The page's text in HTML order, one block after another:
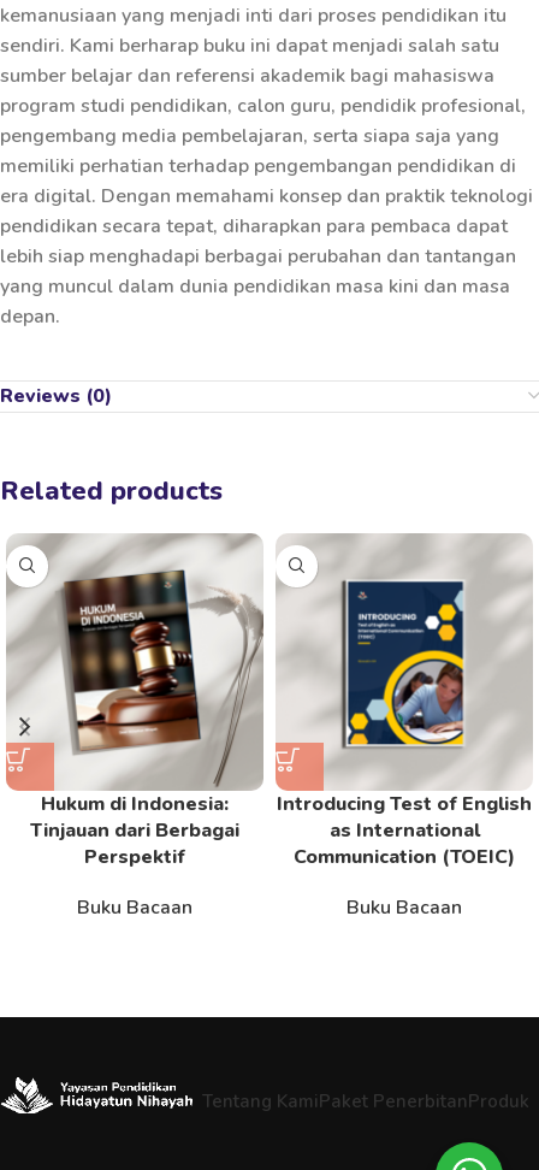
kemanusiaan yang menjadi inti dari proses pendidikan itu
sendiri. Kami berharap buku ini dapat menjadi salah satu
sumber belajar dan referensi akademik bagi mahasiswa
program studi pendidikan, calon guru, pendidik profesional,
pengembang media pembelajaran, serta siapa saja yang
memiliki perhatian terhadap pengembangan pendidikan di
era digital. Dengan memahami konsep dan praktik teknologi
pendidikan secara tepat, diharapkan para pembaca dapat
lebih siap menghadapi berbagai perubahan dan tantangan
yang muncul dalam dunia pendidikan masa kini dan masa
depan.
Reviews (0)
Related products
Hukum di Indonesia:
Tinjauan dari Berbagai
Perspektif
Buku Bacaan
Introducing Test of English
as International
Communication (TOEIC)
Buku Bacaan
Tentang KamiPaket PenerbitanProduk